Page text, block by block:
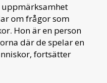
uppmärksamhet
om frågor som
Hon är en person
där de spelar en
fortsätter